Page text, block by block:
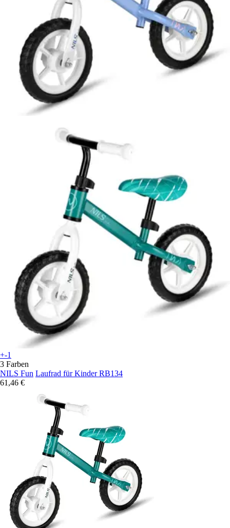
+-1
3 Farben
NILS Fun Laufrad für Kinder RB134
61,46 €